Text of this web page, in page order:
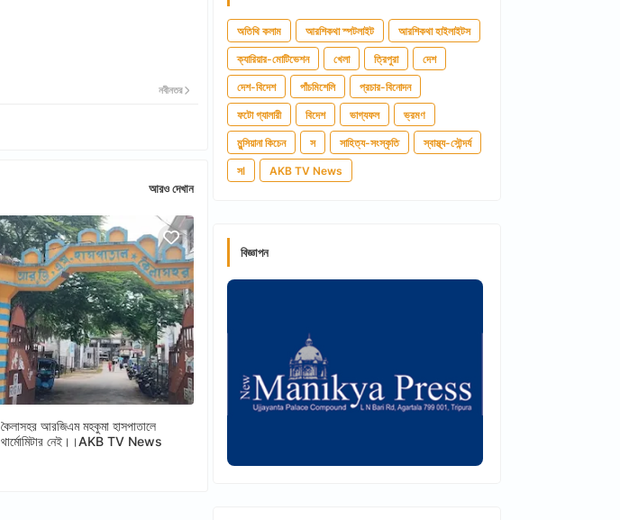
নবীনতর
আরও দেখান
কৈলাসহর আরজিএম মহকুমা হাসপাতালে
থার্মোমিটার নেই।।AKB TV News
অতিথি কলাম আরশিকথা স্পটলাইট আরশিকথা হাইলাইটস
ক্যারিয়ার-মোটিভেশন খেলা ত্রিপুরা দেশ
দেশ-বিদেশ পাঁচমিশেলি প্রচার-বিনোদন
ফটো গ্যালারী বিদেশ ভাগ্যফল ভ্রমণ
মুন্সিয়ানা কিচেন স সাহিত্য-সংস্কৃতি স্বাস্থ্য-সৌন্দর্য
সl AKB TV News
বিজ্ঞাপন